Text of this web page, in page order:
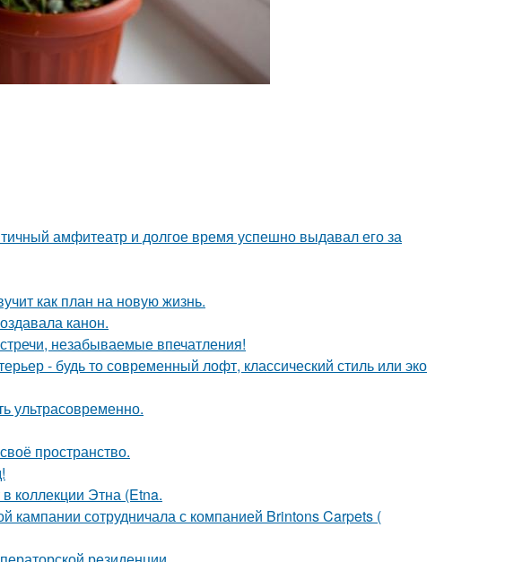
амфитеатр и долгое время успешно выдавал его за
как план на новую жизнь.
канон.
незабываемые впечатления!
- будь то современный лофт, классический стиль или эко
ультрасовременно.
пространство.
коллекции Этна (Etna.
кампании сотрудничала с компанией Brintons Carpets (